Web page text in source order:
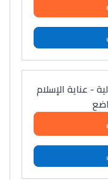
- عناية الإسلام